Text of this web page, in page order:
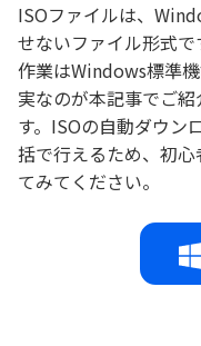
ISOファイルは、
せないファイル形式
作業はWindows標準
実なのが本記事でご紹
す。ISOの自動ダウン
括で行えるため、初
てみてください。